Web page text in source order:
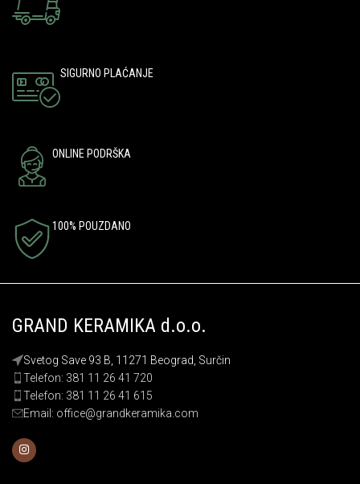
SIGURNO PLAĆANJE
ONLINE PODRŠKA
100% POUZDANO
GRAND KERAMIKA d.o.o.
Svetog Save 93 B, 11271 Beograd, Surčin
Telefon: 381 11 26 41 720
Telefon: 381 11 26 41 615
Email: office@grandkeramika.com